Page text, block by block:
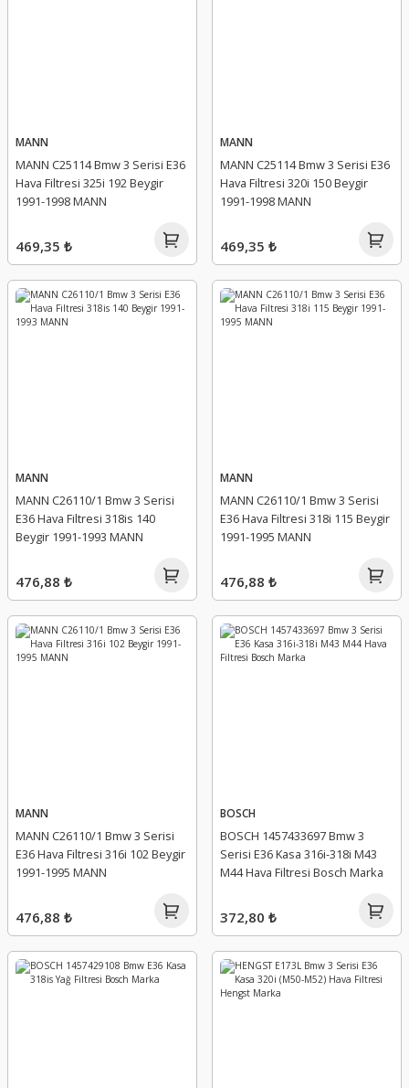
MANN
MANN C25114 Bmw 3 Serisi E36
Hava Filtresi 325i 192 Beygir
1991-1998 MANN
469,35 ₺
MANN
MANN C25114 Bmw 3 Serisi E36
Hava Filtresi 320i 150 Beygir
1991-1998 MANN
469,35 ₺
MANN
MANN C26110/1 Bmw 3 Serisi
E36 Hava Filtresi 318is 140
Beygir 1991-1993 MANN
476,88 ₺
MANN
MANN C26110/1 Bmw 3 Serisi
E36 Hava Filtresi 318i 115 Beygir
1991-1995 MANN
476,88 ₺
MANN
MANN C26110/1 Bmw 3 Serisi
E36 Hava Filtresi 316i 102 Beygir
1991-1995 MANN
476,88 ₺
BOSCH
BOSCH 1457433697 Bmw 3
Serisi E36 Kasa 316i-318i M43
M44 Hava Filtresi Bosch Marka
372,80 ₺